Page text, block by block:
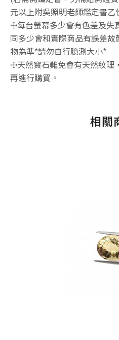
元以上附吳照明老師鑑定書乙
☩每台螢幕多少會有色差及失
同多少會和實際商品有誤差
物為準*請勿自行臆測大小*
☩天然寶石難免會有天然紋理
再進行購買。
相關